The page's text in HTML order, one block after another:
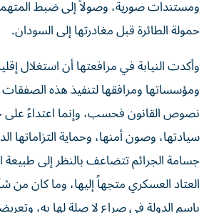
ومستندات صورية، وصولاً إلى ضبط
حمولة الطائرة قبل مغادرتها إلى السودان.
وأكدت النيابة في مرافعتها أن استغلال
ومؤسساتها ومرافقها لتنفيذ هذه
نصوص القانون فحسب، وإنما اعتداءً
سيادتها، وصون أمنها، وحماية التزاماتها
جسامة الجرائم تتضاعف بالنظر إلى طبيعة
العتاد العسكري متجهاً إليها، وما كان